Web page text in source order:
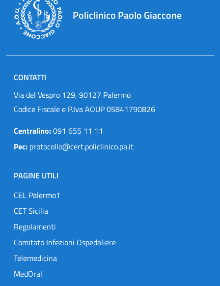
Policlinico Paolo Giaccone
CONTATTI
Via del Vespro 129, 90127 Palermo
Codice Fiscale e P.Iva AOUP 05841790826
Centralino:091 655 11 11
Pec: protocollo@cert.policlinico.pa.it
PAGINE UTILI
CEL Palermo1
CET Sicilia
Regolamenti
Comitato Infezioni Ospedaliere
Telemedicina
MedOral